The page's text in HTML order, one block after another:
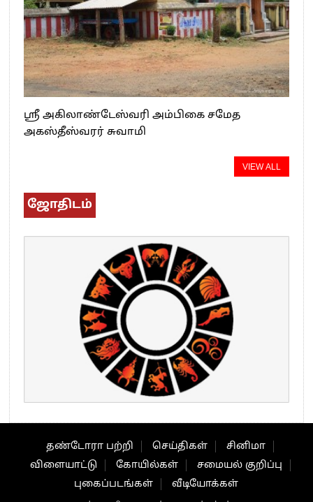
ஸ்ரீ அகிலாண்டேஸ்வரி அம்பிகை சமேத
அகஸ்தீஸ்வரர் சுவாமி
VIEW ALL
ஜோதிடம்
தண்டோரா பற்றி செய்திகள்
சினிமா
விளையாட்டு
கோயில்கள்
சமையல் குறிப்பு
புகைப்படங்கள்
வீடியோக்கள்